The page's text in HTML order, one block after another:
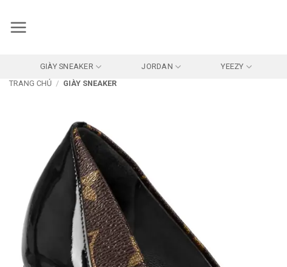
qua
GIÀY SNEAKER JORDAN YEEZY
TRANG CHỦ / GIÀY SNEAKER